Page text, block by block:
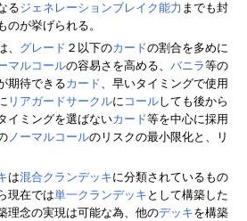
るジェネレーションブレイク能力 までも封
のが挙げられる。
グレード ２以下のカードの割合を多めに
マルコールの容易さを高める、 バニラ等の
期待できるカード、早いタイミングで使用
リアガードサークルに コールしても後から
イミングを選ばないカード等を中心に採用
ノーマルコールのリスクの最小限化と、リ
は混合クランデッキに分類されているもの
現在では単一クランデッキ として構築した
理念の実現は可能な為、他のデッキを構築